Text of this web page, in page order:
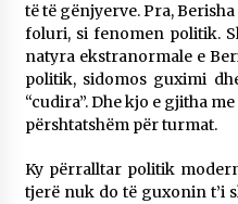
KALLARATI NË AKSIONET
RINDËRTIMIN E VENDIT – NGA
22/09/2025
– ËNGJËLL HASIMAJ – “KUJTIMET E MIA PËR
KALLARATIN SI MËSUES I
12/09/2025
të të gënjyerve. Pra,
foluri, si fenomen politik.
natyra ekstranormale e
politik, sidomos guximi
“cudira”. Dhe kjo e gjitha
përshtatshëm për turmat.
Ky përralltar politik
tjerë nuk do të guxonin t’i